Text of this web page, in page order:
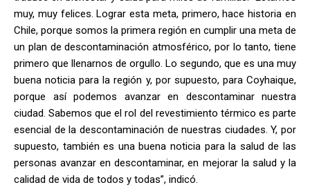
muy, muy felices. Lograr esta meta, primero, hace historia en
Chile, porque somos la primera región en cumplir una meta de
un plan de descontaminación atmosférico, por lo tanto, tiene
primero que llenarnos de orgullo. Lo segundo, que es una muy
buena noticia para la región y, por supuesto, para Coyhaique,
porque así podemos avanzar en descontaminar nuestra
ciudad. Sabemos que el rol del revestimiento térmico es parte
esencial de la descontaminación de nuestras ciudades. Y, por
supuesto, también es una buena noticia para la salud de las
personas avanzar en descontaminar, en mejorar la salud y la
calidad de vida de todos y todas”, indicó.